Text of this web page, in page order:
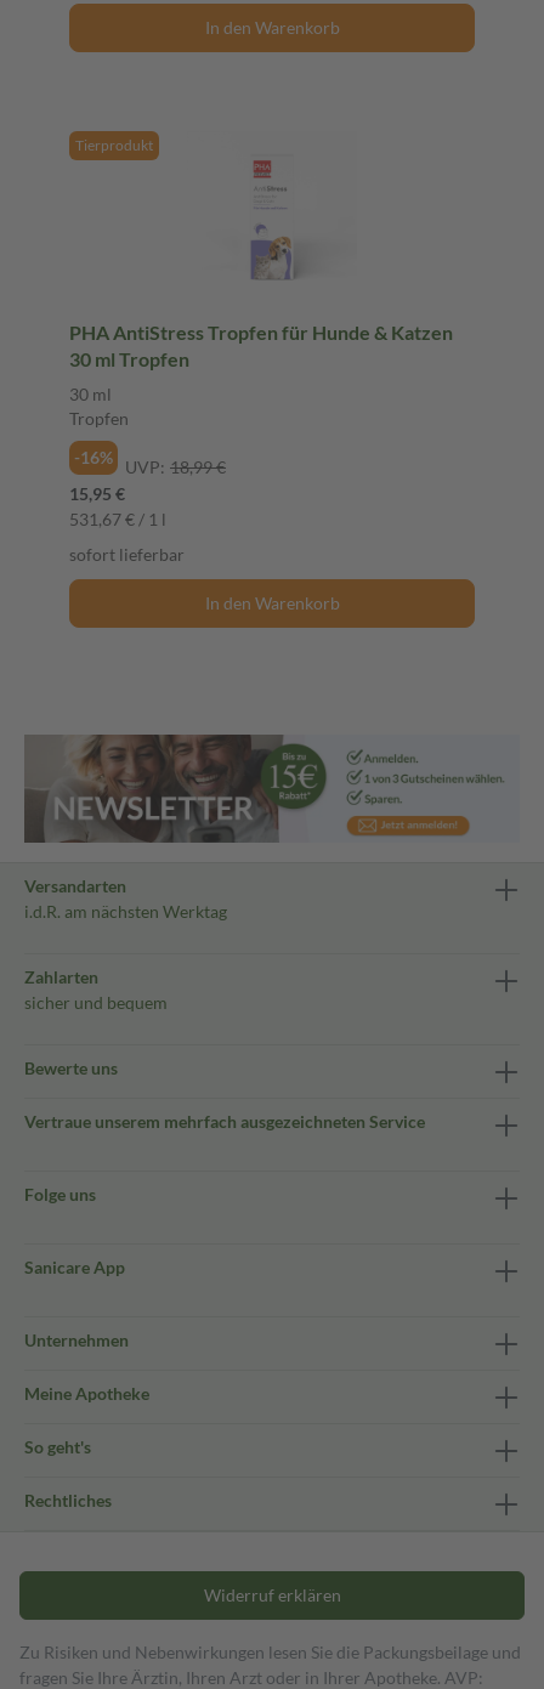
In den Warenkorb
Tierprodukt
PHA AntiStress Tropfen für Hunde & Katzen
30 ml Tropfen
30 ml
Tropfen
-16%
UVP: 18,99 €
15,95 €
531,67 € / 1 l
sofort lieferbar
In den Warenkorb
Versandarten
i.d.R. am nächsten Werktag
Zahlarten
sicher und bequem
Bewerte uns
Vertraue unserem mehrfach ausgezeichneten Service
Folge uns
Sanicare App
Unternehmen
Meine Apotheke
So geht's
Rechtliches
Widerruf erklären
Zu Risiken und Nebenwirkungen lesen Sie die Packungsbeilage und
fragen Sie Ihre Ärztin, Ihren Arzt oder in Ihrer Apotheke. AVP: